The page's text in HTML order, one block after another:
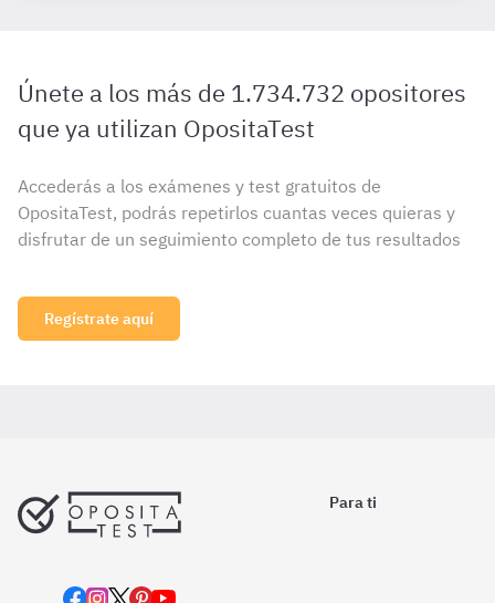
Únete a los más de 1.734.732 opositores
que ya utilizan OpositaTest
Accederás a los exámenes y test gratuitos de
OpositaTest, podrás repetirlos cuantas veces quieras y
disfrutar de un seguimiento completo de tus resultados
Regístrate aquí
Para ti